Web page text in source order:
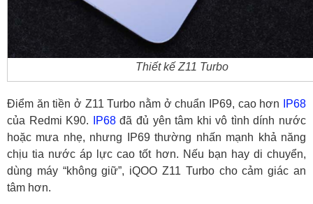
Thiết kế Z11 Turbo
Điểm ăn tiền ở Z11 Turbo nằm ở chuẩn IP69, cao hơn
IP68
của Redmi K90.
IP68đã đủ yên tâm khi vô tình dính nước
hoặc mưa nhẹ, nhưng IP69 thường nhấn mạnh khả năng
chịu tia nước áp lực cao tốt hơn. Nếu bạn hay di chuyển,
dùng máy “không giữ”, iQOO Z11 Turbo cho cảm giác an
tâm hơn.